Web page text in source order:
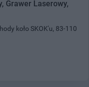
Grawer Laserowy,
koło SKOK'u, 83-110